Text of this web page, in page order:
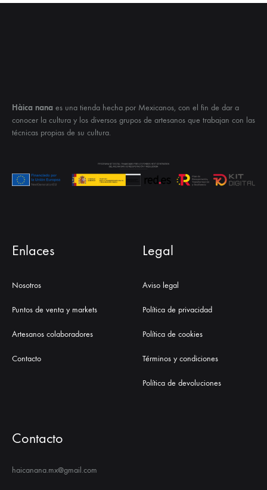
Hàica nana es una tienda hecha por Mexicanos, con el fin de dar a
conocer la cultura y los diversos grupos de artesanos que trabajan con las
técnicas propias de su cultura.
Enlaces
Nosotros
Puntos de venta y markets
Artesanos colaboradores
Contacto
Legal
Aviso legal
Política de privacidad
Política de cookies
Términos y condiciones
Política de devoluciones
Contacto
haicanana.mx@gmail.com